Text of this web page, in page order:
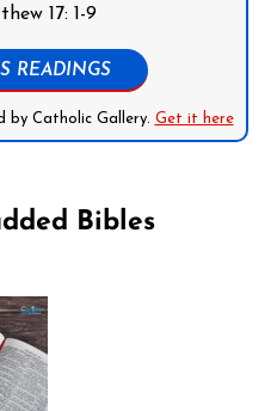
17: 1-9
READINGS
by Catholic Gallery. Get it here
Bibles